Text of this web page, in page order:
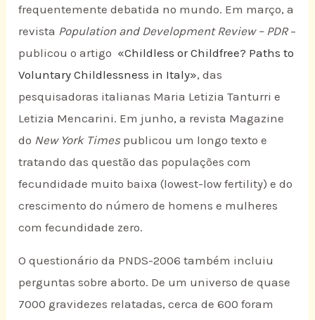
frequentemente debatida no mundo. Em março, a
revista Population and Development Review – PDR –
publicou o artigo «Childless or Childfree? Paths to
Voluntary Childlessness in Italy», das
pesquisadoras italianas Maria Letizia Tanturri e
Letizia Mencarini. Em junho, a revista Magazine
do New York Times publicou um longo texto e
tratando das questão das populações com
fecundidade muito baixa (lowest-low fertility) e do
crescimento do número de homens e mulheres
com fecundidade zero.
O questionário da PNDS-2006 também incluiu
perguntas sobre aborto. De um universo de quase
7000 gravidezes relatadas, cerca de 600 foram